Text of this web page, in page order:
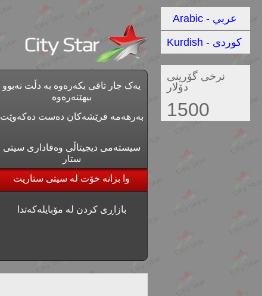
Kurdish - کوردی
نرخی گۆرینی
دۆلار
1500
یەک جار تاقی بکەرەوە بە دڵت نەبوو
بیهێنەرەوە
بەرهەمە فرێشەکان دەست دەکەوێت
سیستەمی دیجیتاڵی وەفاداری سیتی
ستار
وا بزانە خۆت لە سیتی ستاریت
بازاڕی کردن لە مۆبایلەکەتدا